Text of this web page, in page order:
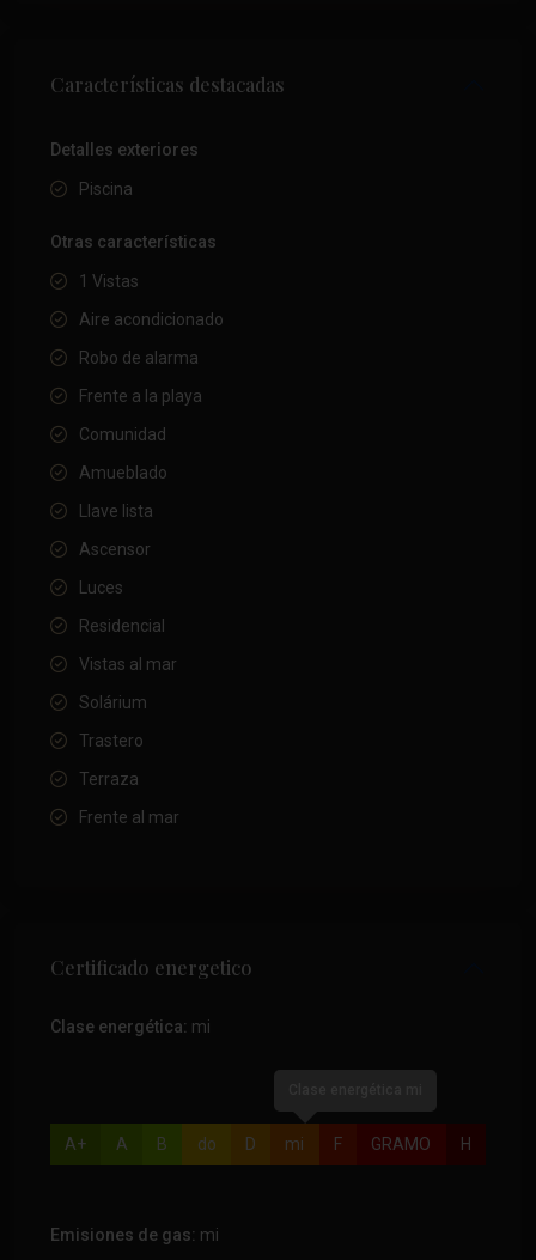
Características destacadas
Detalles exteriores
Piscina
Otras características
1 Vistas
Aire acondicionado
Robo de alarma
Frente a la playa
Comunidad
Amueblado
Llave lista
Ascensor
Luces
Residencial
Vistas al mar
Solárium
Trastero
Terraza
Frente al mar
Certificado energetico
Clase energética: mi
A+ A B do D mi F GRAMO H
Emisiones de gas: mi